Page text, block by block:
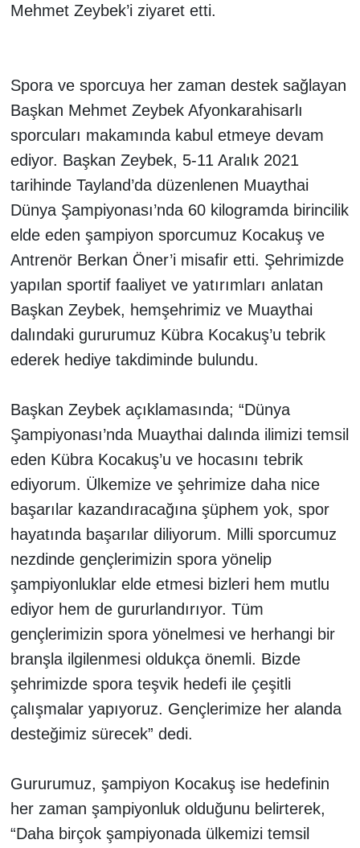
Mehmet Zeybek’i ziyaret etti.
Spora ve sporcuya her zaman destek sağlayan
Başkan Mehmet Zeybek Afyonkarahisarlı
sporcuları makamında kabul etmeye devam
ediyor. Başkan Zeybek, 5-11 Aralık 2021
tarihinde Tayland’da düzenlenen Muaythai
Dünya Şampiyonası’nda 60 kilogramda birincilik
elde eden şampiyon sporcumuz Kocakuş ve
Antrenör Berkan Öner’i misafir etti. Şehrimizde
yapılan sportif faaliyet ve yatırımları anlatan
Başkan Zeybek, hemşehrimiz ve Muaythai
dalındaki gururumuz Kübra Kocakuş’u tebrik
ederek hediye takdiminde bulundu.
Başkan Zeybek açıklamasında; “Dünya
Şampiyonası’nda Muaythai dalında ilimizi temsil
eden Kübra Kocakuş’u ve hocasını tebrik
ediyorum. Ülkemize ve şehrimize daha nice
başarılar kazandıracağına şüphem yok, spor
hayatında başarılar diliyorum. Milli sporcumuz
nezdinde gençlerimizin spora yönelip
şampiyonluklar elde etmesi bizleri hem mutlu
ediyor hem de gururlandırıyor. Tüm
gençlerimizin spora yönelmesi ve herhangi bir
branşla ilgilenmesi oldukça önemli. Bizde
şehrimizde spora teşvik hedefi ile çeşitli
çalışmalar yapıyoruz. Gençlerimize her alanda
desteğimiz sürecek” dedi.
Gururumuz, şampiyon Kocakuş ise hedefinin
her zaman şampiyonluk olduğunu belirterek,
“Daha birçok şampiyonada ülkemizi temsil